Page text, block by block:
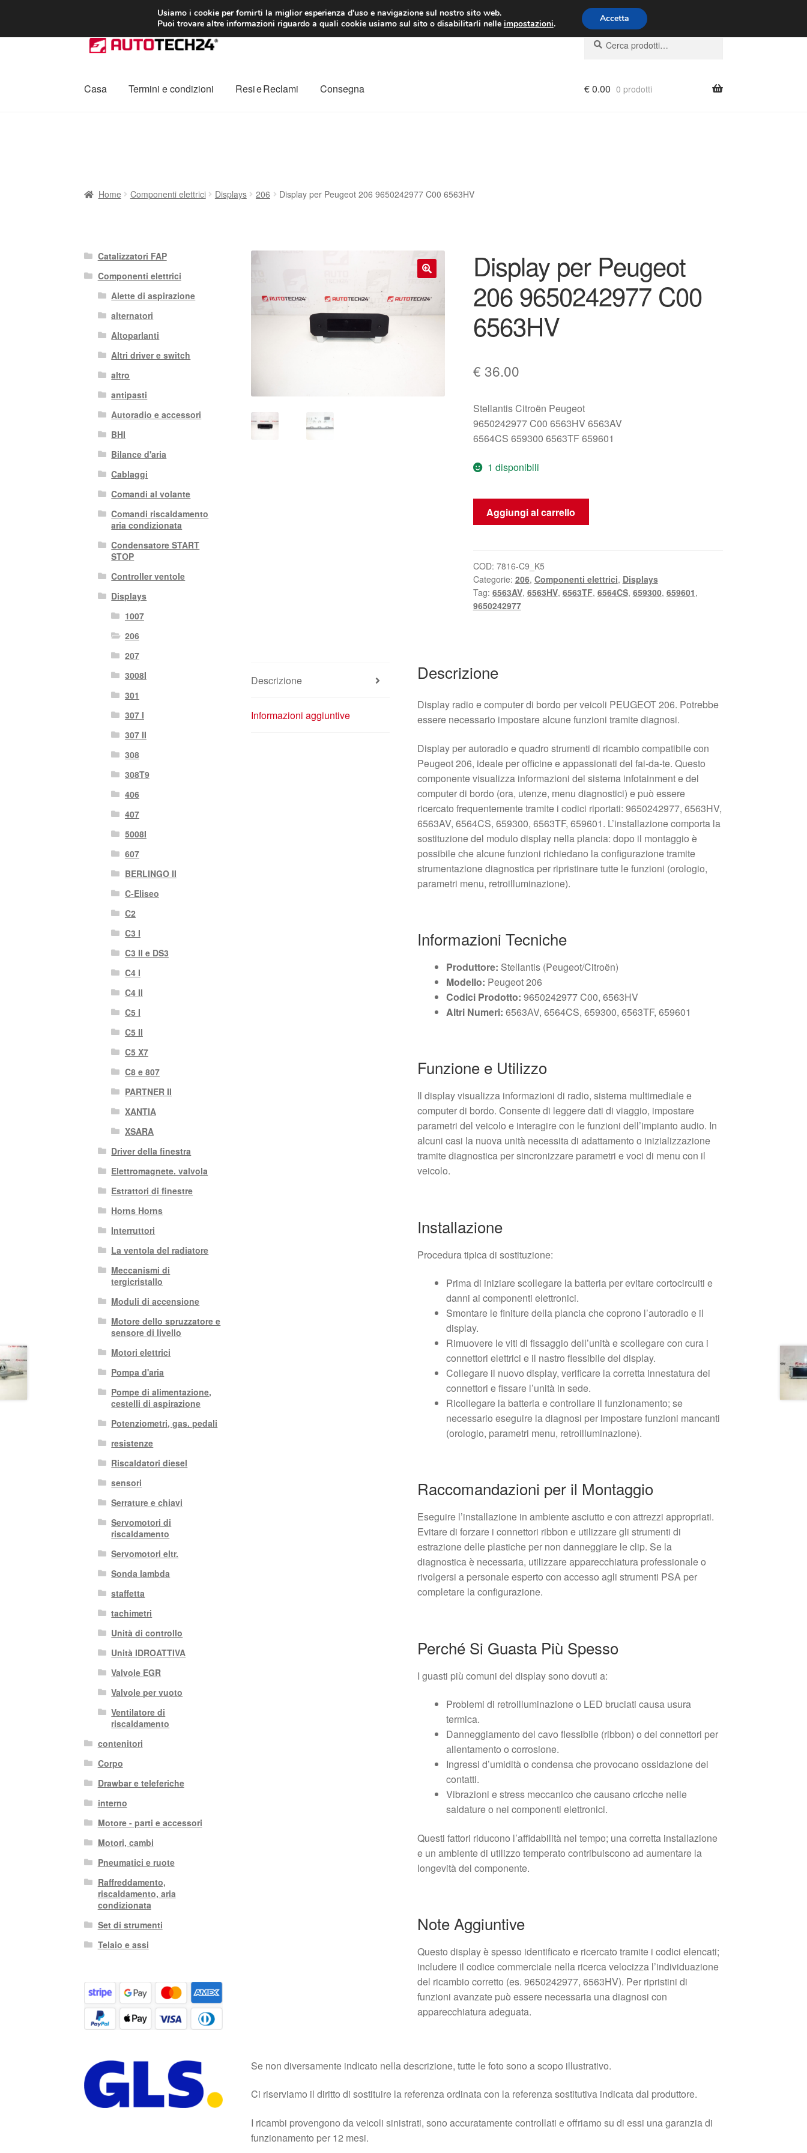
CONSEGNA da 7 EUR Lun-Ven 9:00 - 16:00 800 580 290
Vai
alla
Vai
al
Cerca:
Cerca
Casa Termini e condizioni Resi e Reclami Consegna €0.00 0 prodotti
Home Componenti elettrici Displays 206 Display per Peugeot 206 9650242977 C00 6563HV
Display per Peugeot
206 9650242977 C00
6563HV
€ 36.00
Stellantis Citroën Peugeot
9650242977 C00 6563HV 6563AV
6564CS 659300 6563TF 659601
1 disponibili
Display
9650242977
C00
6563HV
quantità
Aggiungi al carrello
COD: 7816-C9_K5
Categorie: 206, Componenti elettrici, Displays
Tag: 6563AV, 6563HV, 6563TF, 6564CS, 659300, 659601,
9650242977
Descrizione
Informazioni aggiuntive
Descrizione
Display radio e computer di bordo per veicoli PEUGEOT 206. Potrebbe
essere necessario impostare alcune funzioni tramite diagnosi.
Display per autoradio e quadro strumenti di ricambio compatibile con
Peugeot 206, ideale per officine e appassionati del fai-da-te. Questo
componente visualizza informazioni del sistema infotainment e del
computer di bordo (ora, utenze, menu diagnostici) e può essere
ricercato frequentemente tramite i codici riportati: 9650242977, 6563HV,
6563AV, 6564CS, 659300, 6563TF, 659601. L’installazione comporta la
sostituzione del modulo display nella plancia: dopo il montaggio è
possibile che alcune funzioni richiedano la configurazione tramite
strumentazione diagnostica per ripristinare tutte le funzioni (orologio,
parametri menu, retroilluminazione).
Informazioni Tecniche
Produttore: Stellantis (Peugeot/Citroën)
Modello: Peugeot 206
Codici Prodotto: 9650242977 C00, 6563HV
Altri Numeri: 6563AV, 6564CS, 659300, 6563TF, 659601
Funzione e Utilizzo
Il display visualizza informazioni di radio, sistema multimediale e
computer di bordo. Consente di leggere dati di viaggio, impostare
parametri del veicolo e interagire con le funzioni dell’impianto audio. In
alcuni casi la nuova unità necessita di adattamento o inizializzazione
tramite diagnostica per sincronizzare parametri e voci di menu con il
veicolo.
Installazione
Procedura tipica di sostituzione:
Prima di iniziare scollegare la batteria per evitare cortocircuiti e
danni ai componenti elettronici.
Smontare le finiture della plancia che coprono l’autoradio e il
display.
Rimuovere le viti di fissaggio dell’unità e scollegare con cura i
connettori elettrici e il nastro flessibile del display.
Collegare il nuovo display, verificare la corretta innestatura dei
connettori e fissare l’unità in sede.
Ricollegare la batteria e controllare il funzionamento; se
necessario eseguire la diagnosi per impostare funzioni mancanti
(orologio, parametri menu, retroilluminazione).
Raccomandazioni per il Montaggio
Eseguire l’installazione in ambiente asciutto e con attrezzi appropriati.
Evitare di forzare i connettori ribbon e utilizzare gli strumenti di
estrazione delle plastiche per non danneggiare le clip. Se la
diagnostica è necessaria, utilizzare apparecchiatura professionale o
rivolgersi a personale esperto con accesso agli strumenti PSA per
completare la configurazione.
Perché Si Guasta Più Spesso
I guasti più comuni del display sono dovuti a:
Problemi di retroilluminazione o LED bruciati causa usura
termica.
Danneggiamento del cavo flessibile (ribbon) o dei connettori per
allentamento o corrosione.
Ingressi d’umidità o condensa che provocano ossidazione dei
contatti.
Vibrazioni e stress meccanico che causano cricche nelle
saldature o nei componenti elettronici.
Questi fattori riducono l’affidabilità nel tempo; una corretta installazione
e un ambiente di utilizzo temperato contribuiscono ad aumentare la
longevità del componente.
Note Aggiuntive
Questo display è spesso identificato e ricercato tramite i codici elencati;
includere il codice commerciale nella ricerca velocizza l’individuazione
del ricambio corretto (es. 9650242977, 6563HV). Per ripristini di
funzioni avanzate può essere necessaria una diagnosi con
apparecchiatura adeguata.
Se non diversamente indicato nella descrizione, tutte le foto sono a scopo illustrativo.
Ci riserviamo il diritto di sostituire la referenza ordinata con la referenza sostitutiva indicata dal produttore.
I ricambi provengono da veicoli sinistrati, sono accuratamente controllati e offriamo su di essi una garanzia di
funzionamento per 12 mesi.
Catalizzatori FAP
Componenti elettrici
Alette di aspirazione
alternatori
Altoparlanti
Altri driver e switch
altro
antipasti
Autoradio e accessori
BHI
Bilance d'aria
Cablaggi
Comandi al volante
Comandi riscaldamento
aria condizionata
Condensatore START
STOP
Controller ventole
Displays
1007
206
207
3008I
301
307 I
307 II
308
308T9
406
407
5008I
607
BERLINGO II
C-Eliseo
C2
C3 I
C3 II e DS3
C4 I
C4 II
C5 I
C5 II
C5 X7
C8 e 807
PARTNER II
XANTIA
XSARA
Driver della finestra
Elettromagnete. valvola
Estrattori di finestre
Horns Horns
Interruttori
La ventola del radiatore
Meccanismi di
tergicristallo
Moduli di accensione
Motore dello spruzzatore e
sensore di livello
Motori elettrici
Pompa d'aria
Pompe di alimentazione,
cestelli di aspirazione
Potenziometri, gas. pedali
resistenze
Riscaldatori diesel
sensori
Serrature e chiavi
Servomotori di
riscaldamento
Servomotori eltr.
Sonda lambda
staffetta
tachimetri
Unità di controllo
Unità IDROATTIVA
Valvole EGR
Valvole per vuoto
Ventilatore di
riscaldamento
contenitori
Corpo
Drawbar e teleferiche
interno
Motore - parti e accessori
Motori, cambi
Pneumatici e ruote
Raffreddamento,
riscaldamento, aria
condizionata
Set di strumenti
Telaio e assi
Usiamo i cookie per fornirti la miglior esperienza d'uso e navigazione sul nostro sito web.
Puoi trovare altre informazioni riguardo a quali cookie usiamo sul sito o disabilitarli nelle impostazioni. Accetta